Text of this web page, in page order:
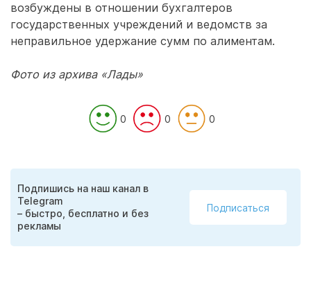
возбуждены в отношении бухгалтеров
государственных учреждений и ведомств за
неправильное удержание сумм по алиментам.
Фото из архива «Лады»
0 0 0
Подпишись на наш канал в
Telegram
– быстро, бесплатно и без
рекламы
Подписаться